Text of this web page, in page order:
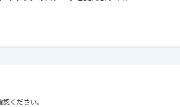
ください。